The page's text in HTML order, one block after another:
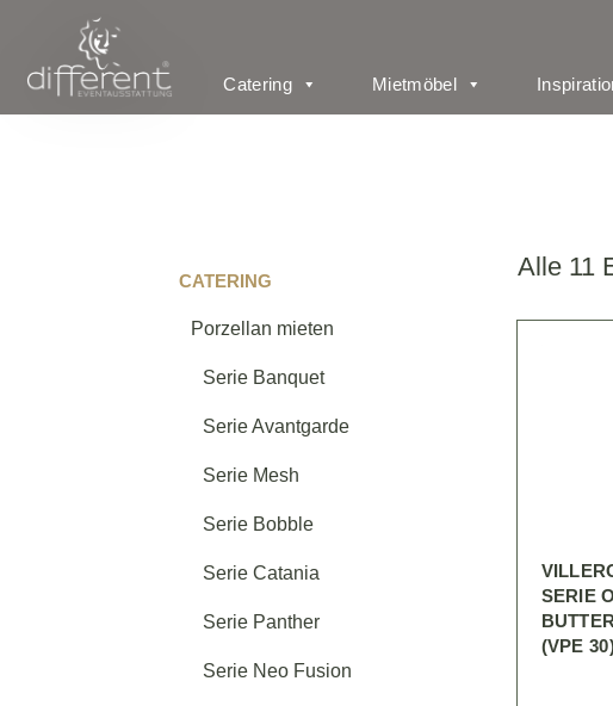
Catering Mietmöbel
Alle 11
SERIE
(VPE
CATERING
Porzellan mieten
Serie Banquet
Serie Avantgarde
Serie Mesh
Serie Bobble
Serie Catania
Serie Panther
Serie Neo Fusion